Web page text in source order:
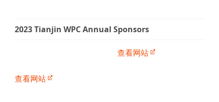
2023 Tianjin WPC Annual Sponsors
查看网站
查看网站